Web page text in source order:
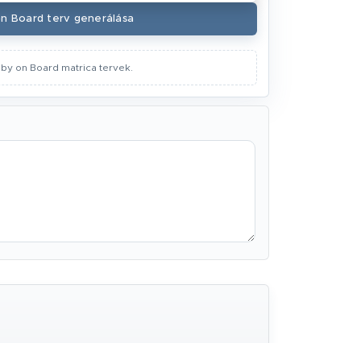
Board terv generálása
on Board matrica tervek.